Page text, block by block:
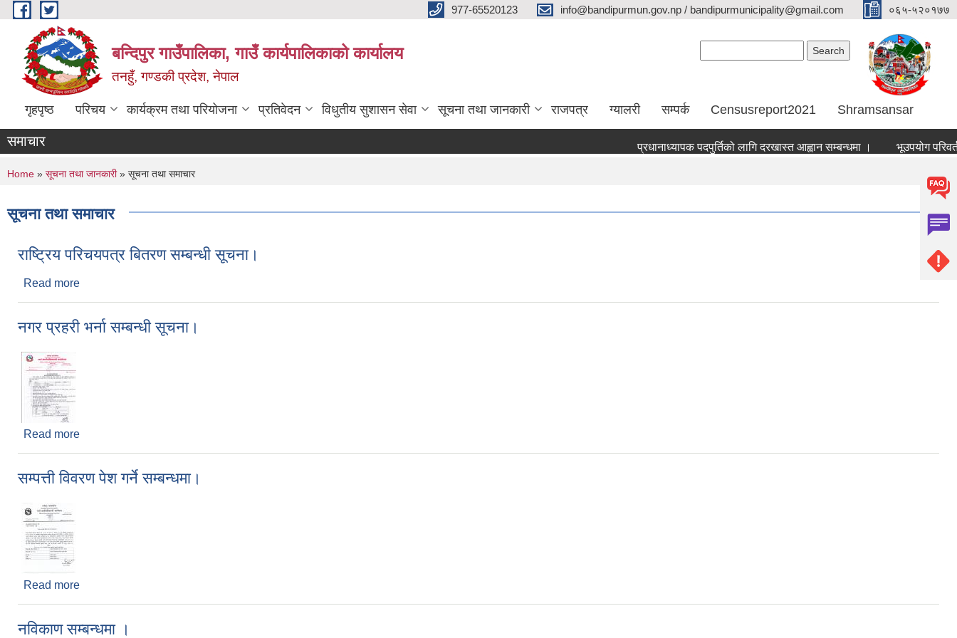
Skip to main content 977-65520123 info@bandipurmun.gov.np / bandipurmunicipality@gmail.com ०६५-५२०१७७
बन्दिपुर गाउँपालिका, गाउँ कार्यपालिकाको कार्यालय
तनहुँ, गण्डकी प्रदेश, नेपाल
गृहपृष्ठ परिचय कार्यक्रम तथा परियोजना प्रतिवेदन विधुतीय सुशासन सेवा सूचना तथा जानकारी राजपत्र ग्यालरी सम्पर्क Censusreport2021 Shramsansar
समाचार प्रधानाध्यापक पदपुर्तिको लागि दरखास्त आह्वान सम्बन्धमा । भूउपयोग परिवर्तन
You are here
Home » सूचना तथा जानकारी» सूचना तथा समाचार
सूचना तथा समाचार
राष्ट्रिय परिचयपत्र बितरण सम्बन्धी सूचना।
Read more
नगर प्रहरी भर्ना सम्बन्धी सूचना।
Read more
सम्पत्ती विवरण पेश गर्ने सम्बन्धमा।
Read more
नविकाण सम्बन्धमा ।